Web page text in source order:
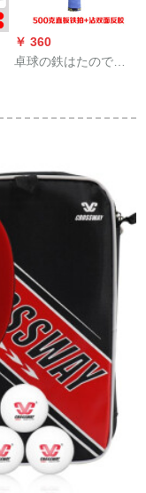
￥ 360
卓球の鉄はたので
をして、レールケト
て、MSY 500グラム
の直撮りをします。